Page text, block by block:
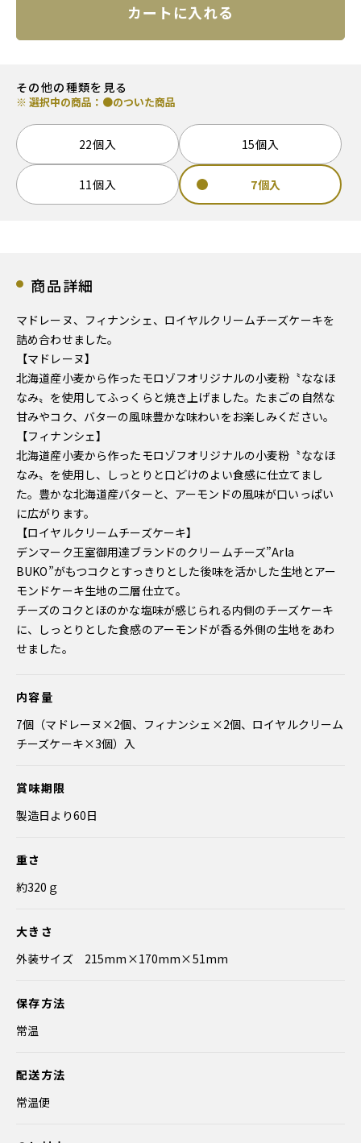
カートに入れる
その他の種類を見る
※ 選択中の商品：●のついた商品
22個入 15個入
11個入 7個入
商品詳細
マドレーヌ、フィナンシェ、ロイヤルクリームチーズケーキを
詰め合わせました。
【マドレーヌ】
北海道産小麦から作ったモロゾフオリジナルの小麦粉〝ななほ
なみ〟を使用してふっくらと焼き上げました。たまごの自然な
甘みやコク、バターの風味豊かな味わいをお楽しみください。
【フィナンシェ】
北海道産小麦から作ったモロゾフオリジナルの小麦粉〝ななほ
なみ〟を使用し、しっとりと口どけのよい食感に仕立てまし
た。豊かな北海道産バターと、アーモンドの風味が口いっぱい
に広がります。
【ロイヤルクリームチーズケーキ】
デンマーク王室御用達ブランドのクリームチーズ”Arla
BUKO”がもつコクとすっきりとした後味を活かした生地とアー
モンドケーキ生地の二層仕立て。
チーズのコクとほのかな塩味が感じられる内側のチーズケーキ
に、しっとりとした食感のアーモンドが香る外側の生地をあわ
せました。
内容量
7個（マドレーヌ×2個、フィナンシェ×2個、ロイヤルクリーム
チーズケーキ×3個）入
賞味期限
製造日より60日
重さ
約320ｇ
大きさ
外装サイズ 215mm×170mm×51mm
保存方法
常温
配送方法
常温便